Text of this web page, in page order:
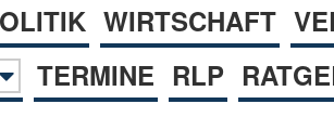
WIRTSCHAFT
TERMINE RLP